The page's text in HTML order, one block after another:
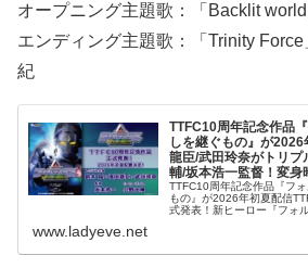
オープニング主題歌：「Backlit
エンディング主題歌：「Trinity
紀
TTFC10周年記念作品
しを継ぐもの』が
龍臣/武田玲奈がトリ
輔/坂本浩一監督！変身
TTFC10周年記念作品『フ
もの』が2026年初夏配信
式発表！新ヒーロー『フォ
www.ladyeve.net